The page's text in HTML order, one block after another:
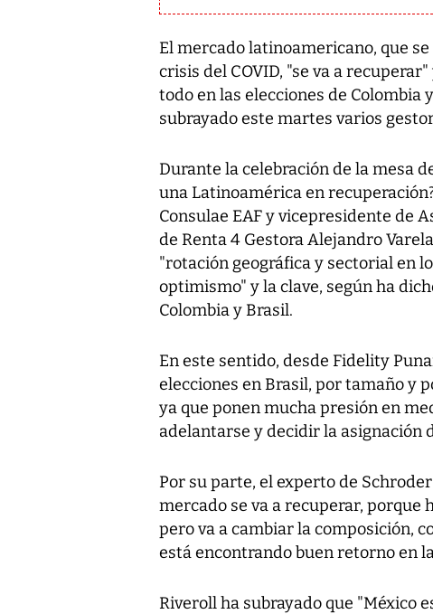
El mercado latinoamericano, que
crisis del COVID, "se va a
todo en las elecciones de Colombia
subrayado este martes varios
Durante la celebración de la mesa
una Latinoamérica en
Consulae EAF y vicepresidente de
de Renta 4 Gestora Alejandro
"rotación geográfica y sectorial en
optimismo" y la clave, según ha
Colombia y Brasil.
En este sentido, desde Fidelity
elecciones en Brasil, por tamaño y
ya que ponen mucha presión en
adelantarse y decidir la asignación
Por su parte, el experto de
mercado se va a recuperar, porque
pero va a cambiar la composición,
está encontrando buen retorno en
Riveroll ha subrayado que "México